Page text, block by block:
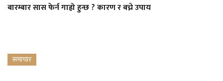
बारम्बार सास फेर्न गाह्रो हुन्छ ? कारण र बच्ने उपाय
समाचार